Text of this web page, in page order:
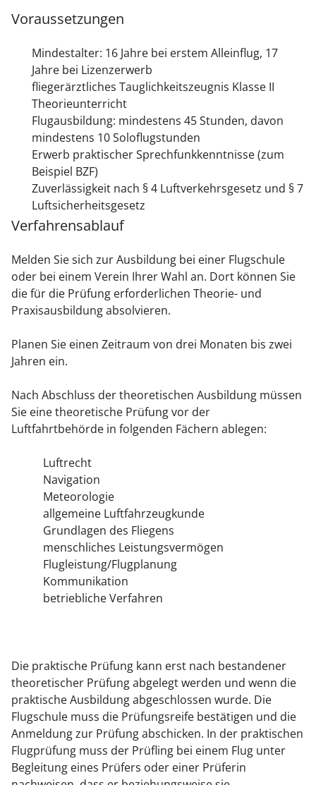
Voraussetzungen
Mindestalter: 16 Jahre bei erstem Alleinflug, 17
Jahre bei Lizenzerwerb
fliegerärztliches Tauglichkeitszeugnis Klasse II
Theorieunterricht
Flugausbildung: mindestens 45 Stunden, davon
mindestens 10 Soloflugstunden
Erwerb praktischer Sprechfunkkenntnisse (zum
Beispiel BZF)
Zuverlässigkeit nach § 4 Luftverkehrsgesetz und § 7
Luftsicherheitsgesetz
Verfahrensablauf
Melden Sie sich zur Ausbildung bei einer Flugschule
oder bei einem Verein Ihrer Wahl an. Dort können Sie
die für die Prüfung erforderlichen Theorie- und
Praxisausbildung absolvieren.
Planen Sie einen Zeitraum von drei Monaten bis zwei
Jahren ein.
Nach Abschluss der theoretischen Ausbildung müssen
Sie eine theoretische Prüfung vor der
Luftfahrtbehörde in folgenden Fächern ablegen:
Luftrecht
Navigation
Meteorologie
allgemeine Luftfahrzeugkunde
Grundlagen des Fliegens
menschliches Leistungsvermögen
Flugleistung/Flugplanung
Kommunikation
betriebliche Verfahren
Die praktische Prüfung kann erst nach bestandener
theoretischer Prüfung abgelegt werden und wenn die
praktische Ausbildung abgeschlossen wurde. Die
Flugschule muss die Prüfungsreife bestätigen und die
Anmeldung zur Prüfung abschicken. In der praktischen
Flugprüfung muss der Prüfling bei einem Flug unter
Begleitung eines Prüfers oder einer Prüferin